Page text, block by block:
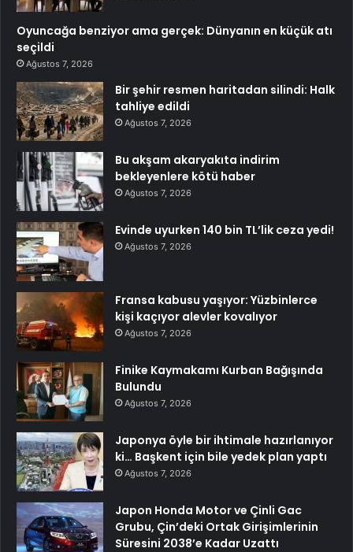
Oyuncağa benziyor ama gerçek: Dünyanın en küçük atı
seçildi
Ağustos 7, 2026
Bir şehir resmen haritadan silindi: Halk
tahliye edildi
Ağustos 7, 2026
Bu akşam akaryakıta indirim
bekleyenlere kötü haber
Ağustos 7, 2026
Evinde uyurken 140 bin TL’lik ceza yedi!
Ağustos 7, 2026
Fransa kabusu yaşıyor: Yüzbinlerce
kişi kaçıyor alevler kovalıyor
Ağustos 7, 2026
Finike Kaymakamı Kurban Bağışında
Bulundu
Ağustos 7, 2026
Japonya öyle bir ihtimale hazırlanıyor
ki… Başkent için bile yedek plan yaptı
Ağustos 7, 2026
Japon Honda Motor ve Çinli Gac
Grubu, Çin’deki Ortak Girişimlerinin
Süresini 2038’e Kadar Uzattı